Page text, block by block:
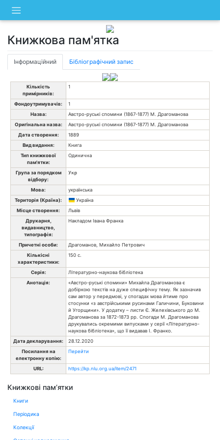
content
Книжкова пам'ятка
Інформаційний Бібліографічний запис
Кількість
примірників:
1
Фондоутримувачів:
1
Назва:
Австро-руські спомини (1867-1877) М. Драгоманова
Оригінальна назва:
Австро-руські спомини (1867-1877) М. Драгоманова
Дата створення:
1889
Вид видання:
Книга
Тип книжкової
пам'ятки:
Одинична
Група за порядком
відбору:
Укр
Мова:
українська
Територія (Країна):
Україна
Місце створення:
Львів
Друкарня,
видавництво,
типографія:
Накладом Івана Франка
Причетні особи:
Драгоманов, Михайло Петрович
Кількісні
характеристики:
150 с.
Серія:
Літературно-наукова бібліотека
Анотація:
«Австро-руські спомини» Михайла Драгоманова є
добіркою текстів на дуже специфічну тему. Як зазначив
сам автор у передмові, у спогадах мова йтиме про
стосунки «з австрійськими русинами Галичини, Буковини
й Угорщини». У додатку – листи Є. Желехівського до М.
Драгоманова за 1872-1873 pp. Спогади М. Драгоманова
друкувались окремими випусками у серії «Літературно-
наукова бібліотека», що її видавав І. Франко.
Дата декларування:
28.12.2020
Посилання на
електронну копію:
Перейти
URL: https://kp.nlu.org.ua/item/2471
Книжкові пам’ятки
Книги
Періодика
Колекції